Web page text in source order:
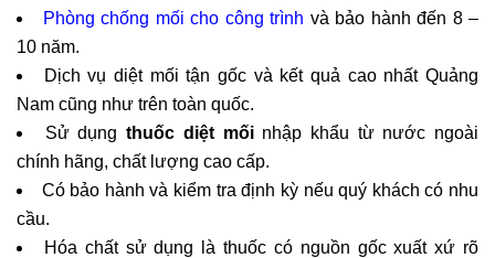
Phòng chống mối cho công trình và bảo hành đến 8 –
10 năm.
Dịch vụ diệt mối tận gốc và kết quả cao nhất Quảng
Nam cũng như trên toàn quốc.
Sử dụngthuốc diệt mốinhập khẩu từ nước ngoài
chính hãng, chất lượng cao cấp.
Có bảo hành và kiểm tra định kỳ nếu quý khách có nhu
cầu.
Hóa chất sử dụng là thuốc có nguồn gốc xuất xứ rõ